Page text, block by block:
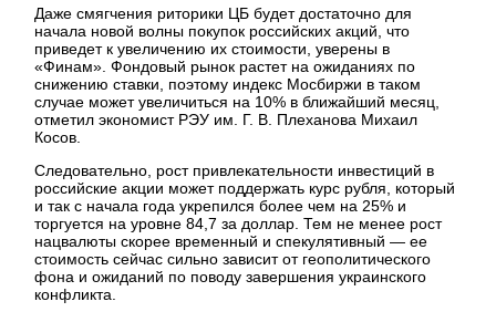
Даже смягчения риторики ЦБ будет достаточно для
начала новой волны покупок российских акций, что
приведет к увеличению их стоимости, уверены в
«Финам». Фондовый рынок растет на ожиданиях по
снижению ставки, поэтому индекс Мосбиржи в таком
случае может увеличиться на 10% в ближайший месяц,
отметил экономист РЭУ им. Г. В. Плеханова Михаил
Косов.
Следовательно, рост привлекательности инвестиций в
российские акции может поддержать курс рубля, который
и так с начала года укрепился более чем на 25% и
торгуется на уровне 84,7 за доллар. Тем не менее рост
нацвалюты скорее временный и спекулятивный — ее
стоимость сейчас сильно зависит от геополитического
фона и ожиданий по поводу завершения украинского
конфликта.